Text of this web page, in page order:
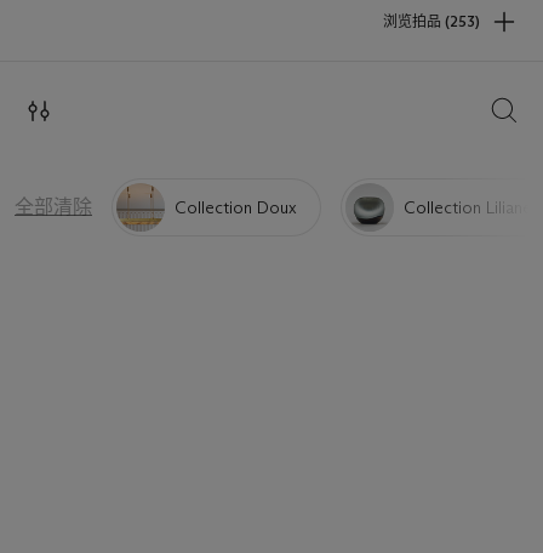
浏览拍品 (253)
搜索
全部清除 Collection Doux Collection Liliane